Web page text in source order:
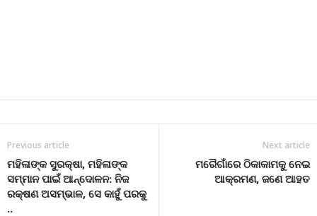
Previous article
ମହିଳାଙ୍କ ସୁରକ୍ଷା, ମହିଳାଙ୍କ
ସମ୍ମାନ ପାଇଁ ଆନ୍ଦୋଳନ: ନିଜ
ରକ୍ଷଣ ଅସମ୍ଭାଳ, ସେ କାହୁଁ ପରକୁ
..
Next article
ମରୈଗାଁରେ ଠିକାକାମକୁ ନେଇ
ଆକ୍ରମଣ, ଜଣେ ଆହତ